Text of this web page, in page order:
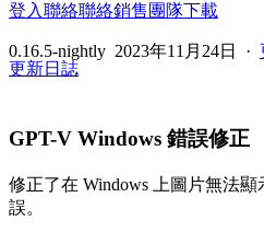
登入聯絡聯絡銷售團隊下載
0.16.5-nightly 2023年11月24日 ·
更新日誌
GPT-V Windows 錯誤修正
修正了在 Windows 上圖片無法
誤。